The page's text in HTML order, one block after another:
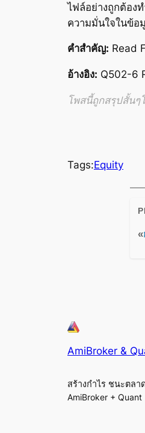
ไฟล์อย่างถูกต้อง
ความมั่นใจในข้อ
คำสำคัญ: Read
อ้างอิง: Q502-6
โพสนี้ถูกสรุปสั้นๆ
Tags:Equity
«
AmiBroker &
สร้างกำไร ชนะตลา
AmiBroker + Quant